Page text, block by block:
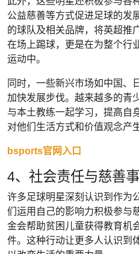
公益慈善等方式促进足球的发
的球队及相关品牌，将英超推
在场上踢球，更是在为整个行
运动中。
同时，一些新兴市场如中国、
加快发展步伐。越来越多的青
与本土教练一起学习，提高自
对他们生活方式和价值观念产
bsports官网入口
4、社会责任与慈善
许多足球明星深刻认识到作为
们运用自己的影响力积极参与
金会帮助贫困儿童获得教育机
件。这种行动让更多人认识到